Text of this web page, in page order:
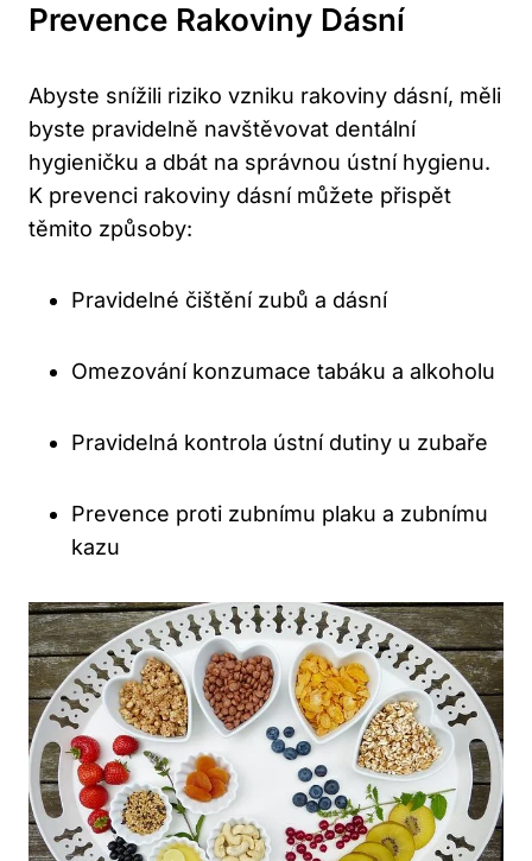
Prevence Rakoviny Dásní
Abyste snížili riziko vzniku rakoviny dásní, měli
byste pravidelně navštěvovat dentální
hygieničku a dbát na správnou ústní hygienu.
K prevenci rakoviny dásní můžete přispět
těmito způsoby:
Pravidelné čištění zubů a dásní
Omezování konzumace tabáku a alkoholu
Pravidelná kontrola ústní dutiny u zubaře
Prevence proti zubnímu plaku a zubnímu
kazu